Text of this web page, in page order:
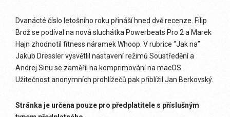
Dvanácté číslo letošního roku přináší hned dvě recenze. Filip
Brož se podíval na nová sluchátka Powerbeats Pro 2 a Marek
Hajn zhodnotil fitness náramek Whoop. V rubrice “Jak na”
Jakub Dressler vysvětlil nastavení režimů Soustředění a
Andrej Sinu se zaměřil na komprimování na macOS.
Užitečnost anonymních prohlížečů pak přiblížil Jan Berkovský.
Stránka je určena pouze pro předplatitele s příslušným